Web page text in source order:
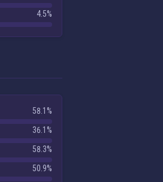
4.5%
58.1%
36.1%
58.3%
50.9%